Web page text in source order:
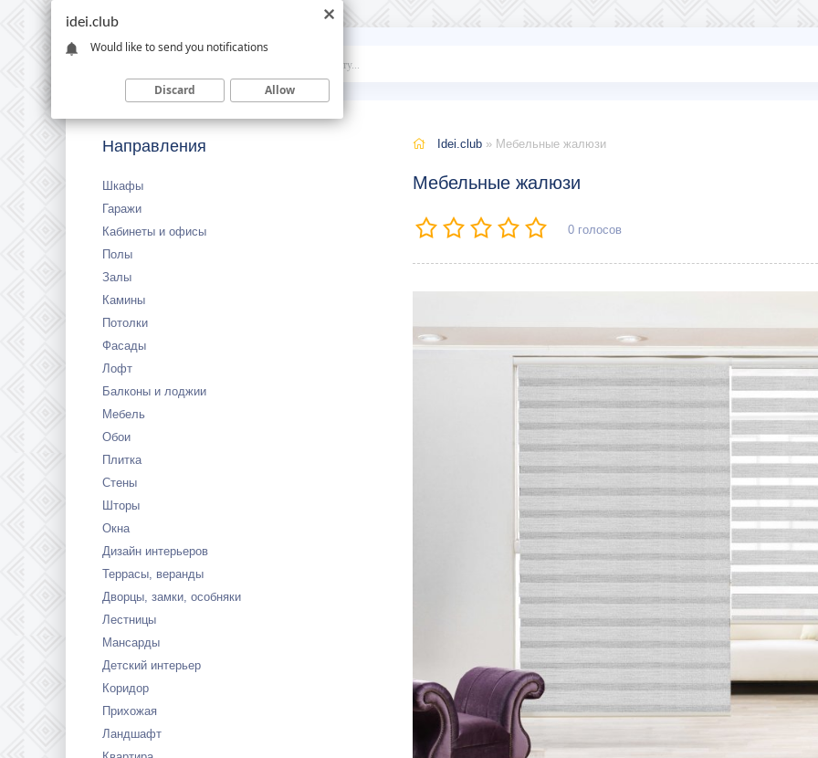
Idei
Направления
Шкафы
Гаражи
Кабинеты и офисы
Полы
Залы
Камины
Потолки
Фасады
Лофт
Балконы и лоджии
Мебель
Обои
Плитка
Стены
Шторы
Окна
Дизайн интерьеров
Террасы, веранды
Дворцы, замки, особняки
Лестницы
Мансарды
Детский интерьер
Коридор
Прихожая
Ландшафт
Idei.club » Мебельные жалюзи
Мебельные жалюзи
0 голосов
idei.club
Would like to send you notifications
Discard Allow